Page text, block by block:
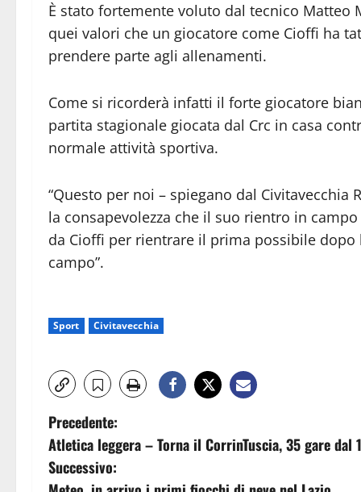
È stato fortemente voluto dal tecnico Matteo
quei valori che un giocatore come Cioffi ha
prendere parte agli allenamenti.
Come si ricorderà infatti il forte giocatore
partita stagionale giocata dal Crc in casa
normale attività sportiva.
“Questo per noi – spiegano dal Civitavecchia
la consapevolezza che il suo rientro in
da Cioffi per rientrare il prima possibile
campo”.
Sport Civitavecchia
N
a
Precedente:
Atletica leggera – Torna il CorrinTuscia, 35 gare dal
Successivo: